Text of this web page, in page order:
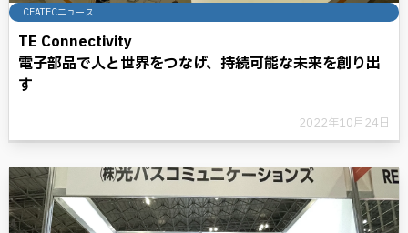
CEATECニュース
TE Connectivity
電子部品で人と世界をつなげ、持続可能な未来を創り出
す
2022年10月24日